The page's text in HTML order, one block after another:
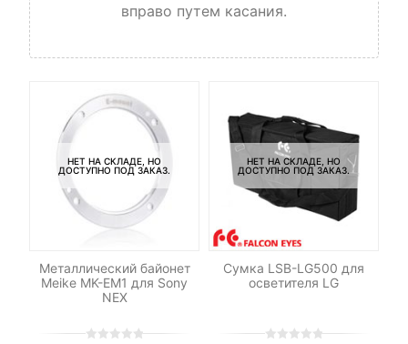
вправо путем касания.
НЕТ НА СКЛАДЕ, НО
ДОСТУПНО ПОД ЗАКАЗ.
Металлический байонет
Meike MK-EM1 для Sony
NEX
НЕТ НА СКЛАДЕ, НО
ДОСТУПНО ПОД ЗАКАЗ.
Сумка LSB-LG500 для
осветителя LG